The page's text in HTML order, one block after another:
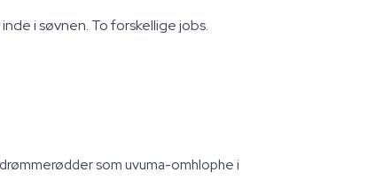
inde isøvnen. To forskellige jobs.
som uvuma-omhlophe i